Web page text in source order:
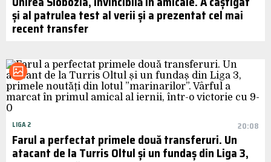
și al patrulea test al verii și a prezentat cel mai
recent transfer
LIGA 2 20:08
Farul a perfectat primele două transferuri. Un
atacant de la Turris Oltul și un fundaș din Liga 3,